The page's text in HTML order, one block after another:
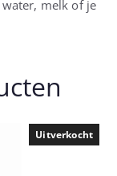
melk of je
Uitverkocht